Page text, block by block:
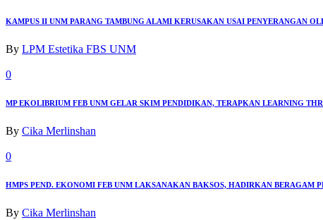
KAMPUS II UNM PARANG TAMBUNG ALAMI KERUSAKAN USAI PENYERANGAN
By LPM Estetika FBS UNM
0
MP EKOLIBRIUM FEB UNM GELAR SKIM PENDIDIKAN, TERAPKAN LEARNING
By Cika Merlinshan
0
HMPS PEND. EKONOMI FEB UNM LAKSANAKAN BAKSOS, HADIRKAN BERAGAM
By Cika Merlinshan